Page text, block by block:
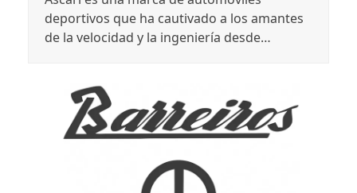
deportivos que ha cautivado a los amantes
de la velocidad y la ingeniería desde…